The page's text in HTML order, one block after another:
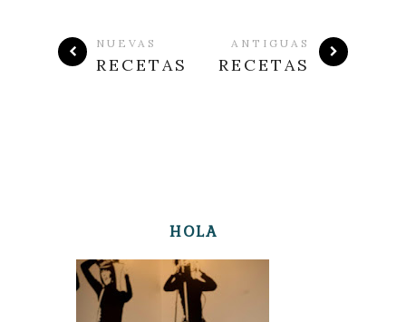
NUEVAS
RECETAS
ANTIGUAS
RECETAS
HOLA